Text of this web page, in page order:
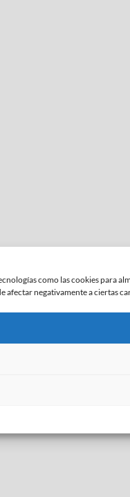
como las cookies para
negativamente a ciertas